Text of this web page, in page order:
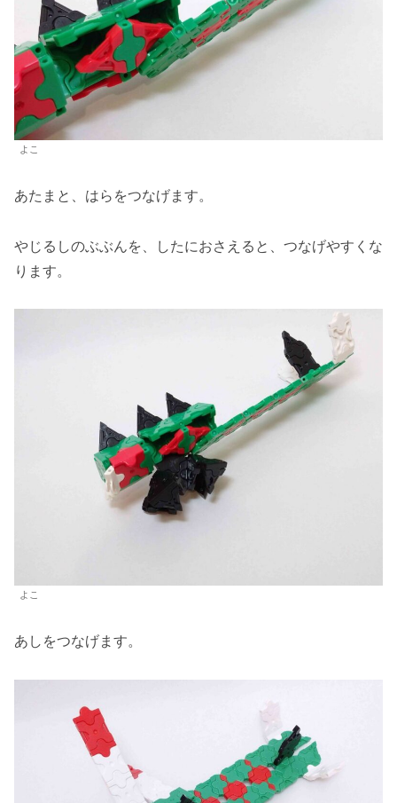
よこ
あたまと、はらをつなげます。
やじるしのぶぶんを、したにおさえると、つなげやすくな
ります。
よこ
あしをつなげます。